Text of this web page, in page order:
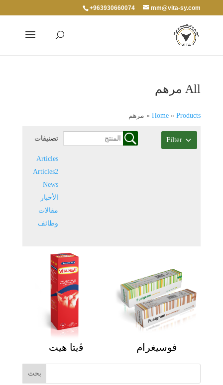
+963930660074 mm@vita-sy.com
All مرهم
Home »Products
» مرهم
تصنيفات
Articles
Articles2
News
الأخبار
مقالات
وظائف
Filter
ﭬيتا هيت فوسيغرام